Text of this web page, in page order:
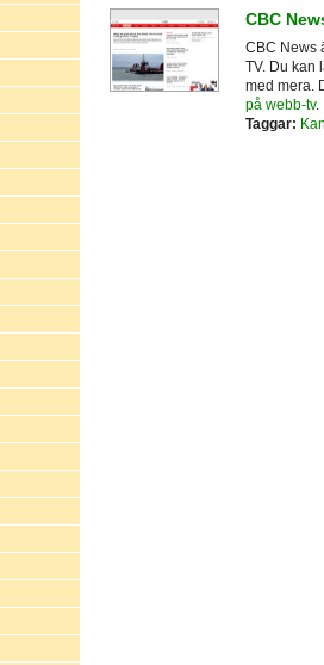
CBC
CBC News
TV. Du kan
med mera.
på webb-tv.
Taggar: